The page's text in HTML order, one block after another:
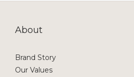
About
Brand Story
Our Values